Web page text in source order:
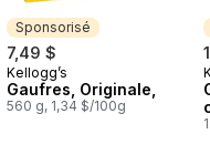
Sponsorisé
7,49 $
Sponsorisé
Kellogg’s
Gaufres, Originale,
560 g, 1,34 $/100g